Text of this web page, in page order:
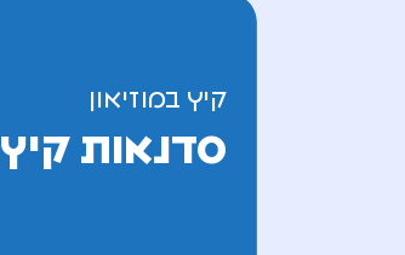
קיץ במוזיאון
סדנאות קיץ